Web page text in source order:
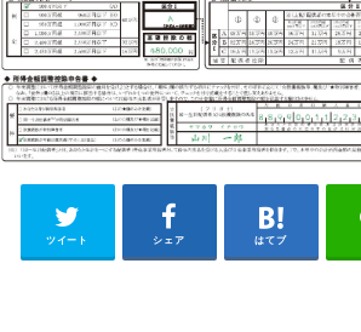
ツイート シェア はてブ